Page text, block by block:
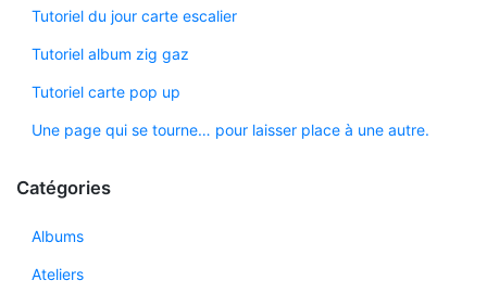
Tutoriel du jour carte escalier
Tutoriel album zig gaz
Tutoriel carte pop up
Une page qui se tourne… pour laisser place à une autre.
Catégories
Albums
Ateliers